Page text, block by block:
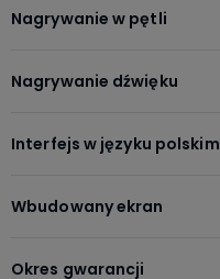
Nagrywanie w pętli
Nagrywanie dźwięku
Interfejs w języku polskim
Wbudowany ekran
Okres gwarancji